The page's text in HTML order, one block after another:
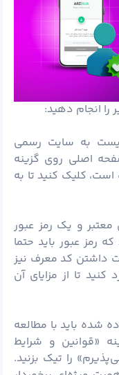
را انجام دهید:
به سایت رسمی
اصلی روی گزینه
کلیک کنید تا به
و یک رمز عبور
رمز عبور باید حتما
داشتن کد معرف نیز
تا از مزایای آن
شده باید با مطالعه
«قوانین و شرایط
را تیک بزنید.